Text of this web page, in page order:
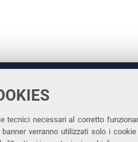
tecnici necessari al corretto
banner verranno utilizzati solo i
Ferrara
Rettrice:
via